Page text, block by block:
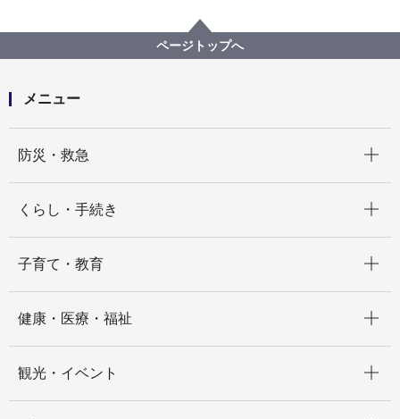
年末年始の救急医療体制の御案内
ページトップへ
メニュー
防災・救急
くらし・手続き
子育て・教育
健康・医療・福祉
観光・イベント